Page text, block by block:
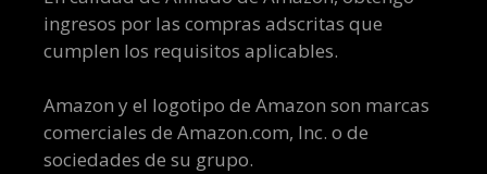
ingresos por las compras adscritas que
cumplen los requisitos aplicables.
Amazon y el logotipo de Amazon son marcas
comerciales de Amazon.com, Inc. o de
sociedades de su grupo.